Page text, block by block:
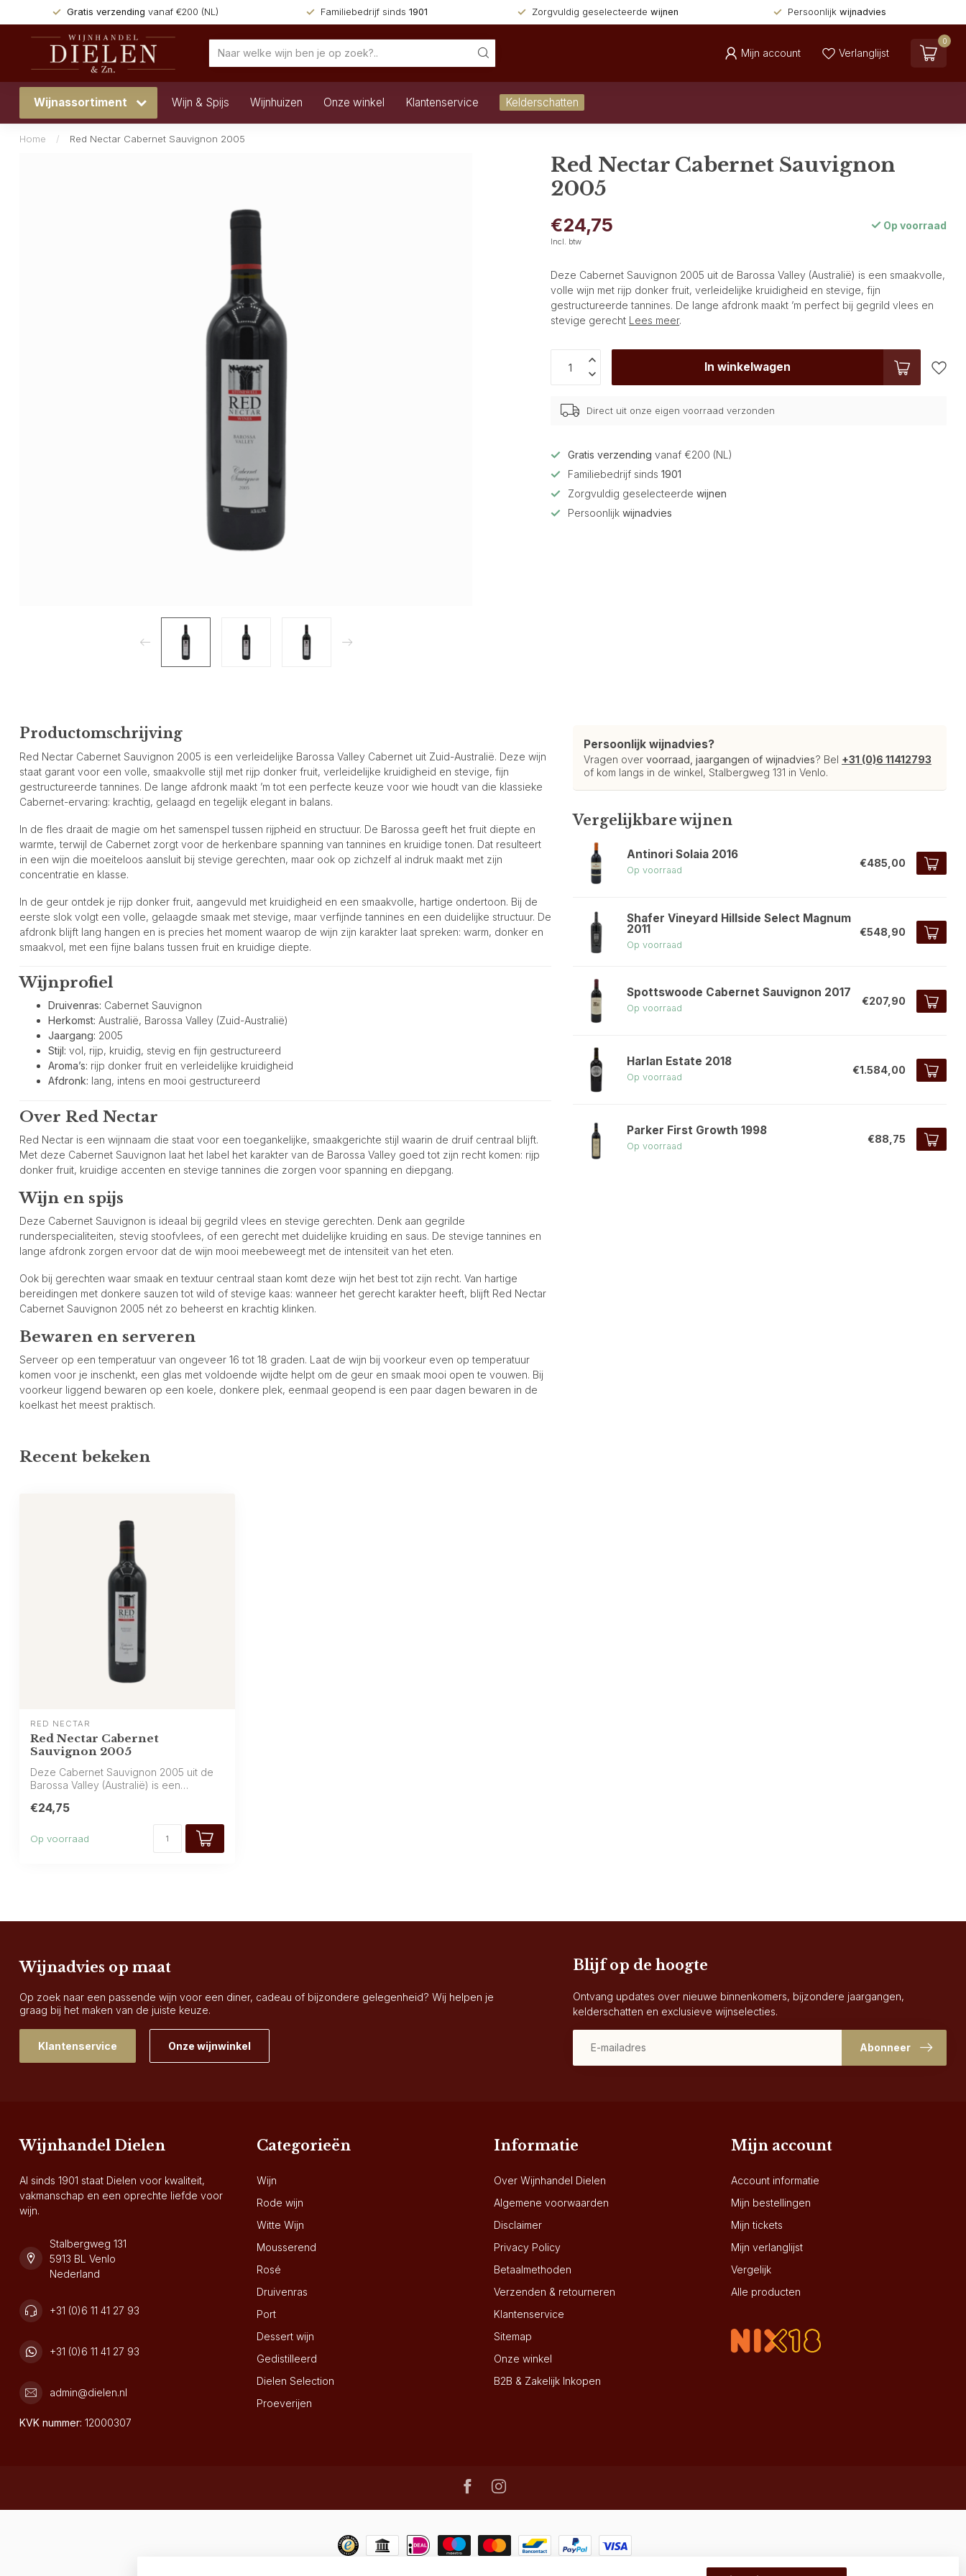
Gratis verzending vanaf €200 (NL) Familiebedrijf sinds 1901 Zorgvuldig geselecteerde wijnen Persoonlijk wijnadvies
Mijn account Verlanglijst
0
Wijnassortiment Wijn & Spijs Wijnhuizen Onze winkel Klantenservice Kelderschatten
Home / Red Nectar Cabernet Sauvignon 2005
Red Nectar Cabernet Sauvignon
2005
€24,75
Incl. btw
Op voorraad
Deze Cabernet Sauvignon 2005 uit de Barossa Valley (Australië) is een smaakvolle,
volle wijn met rijp donker fruit, verleidelijke kruidigheid en stevige, fijn
gestructureerde tannines. De lange afdronk maakt ’m perfect bij gegrild vlees en
stevige gerecht Lees meer.
In winkelwagen
Direct uit onze eigen voorraad verzonden
Gratis verzending vanaf €200 (NL)
Familiebedrijf sinds1901
Zorgvuldig geselecteerdewijnen
Persoonlijkwijnadvies
Productomschrijving
Red Nectar Cabernet Sauvignon 2005 is een verleidelijke Barossa Valley Cabernet uit Zuid-Australië. Deze wijn
staat garant voor een volle, smaakvolle stijl met rijp donker fruit, verleidelijke kruidigheid en stevige, fijn
gestructureerde tannines. De lange afdronk maakt ’m tot een perfecte keuze voor wie houdt van die klassieke
Cabernet-ervaring: krachtig, gelaagd en tegelijk elegant in balans.
In de fles draait de magie om het samenspel tussen rijpheid en structuur. De Barossa geeft het fruit diepte en
warmte, terwijl de Cabernet zorgt voor de herkenbare spanning van tannines en kruidige tonen. Dat resulteert
in een wijn die moeiteloos aansluit bij stevige gerechten, maar ook op zichzelf al indruk maakt met zijn
concentratie en klasse.
In de geur ontdek je rijp donker fruit, aangevuld met kruidigheid en een smaakvolle, hartige ondertoon. Bij de
eerste slok volgt een volle, gelaagde smaak met stevige, maar verfijnde tannines en een duidelijke structuur. De
afdronk blijft lang hangen en is precies het moment waarop de wijn zijn karakter laat spreken: warm, donker en
smaakvol, met een fijne balans tussen fruit en kruidige diepte.
Wijnprofiel
Druivenras: Cabernet Sauvignon
Herkomst: Australië, Barossa Valley (Zuid-Australië)
Jaargang: 2005
Stijl: vol, rijp, kruidig, stevig en fijn gestructureerd
Aroma’s: rijp donker fruit en verleidelijke kruidigheid
Afdronk: lang, intens en mooi gestructureerd
Over Red Nectar
Red Nectar is een wijnnaam die staat voor een toegankelijke, smaakgerichte stijl waarin de druif centraal blijft.
Met deze Cabernet Sauvignon laat het label het karakter van de Barossa Valley goed tot zijn recht komen: rijp
donker fruit, kruidige accenten en stevige tannines die zorgen voor spanning en diepgang.
Wijn en spijs
Deze Cabernet Sauvignon is ideaal bij gegrild vlees en stevige gerechten. Denk aan gegrilde
runderspecialiteiten, stevig stoofvlees, of een gerecht met duidelijke kruiding en saus. De stevige tannines en
lange afdronk zorgen ervoor dat de wijn mooi meebeweegt met de intensiteit van het eten.
Ook bij gerechten waar smaak en textuur centraal staan komt deze wijn het best tot zijn recht. Van hartige
bereidingen met donkere sauzen tot wild of stevige kaas: wanneer het gerecht karakter heeft, blijft Red Nectar
Cabernet Sauvignon 2005 nét zo beheerst en krachtig klinken.
Bewaren en serveren
Serveer op een temperatuur van ongeveer 16 tot 18 graden. Laat de wijn bij voorkeur even op temperatuur
komen voor je inschenkt, een glas met voldoende wijdte helpt om de geur en smaak mooi open te vouwen. Bij
voorkeur liggend bewaren op een koele, donkere plek, eenmaal geopend is een paar dagen bewaren in de
koelkast het meest praktisch.
Persoonlijk wijnadvies?
Vragen over voorraad, jaargangen of wijnadvies? Bel +31 (0)6 11412793
of kom langs in de winkel, Stalbergweg 131 in Venlo.
Vergelijkbare wijnen
Antinori Solaia 2016
Op voorraad
€485,00
Shafer Vineyard Hillside Select Magnum
2011
Op voorraad
€548,90
Spottswoode Cabernet Sauvignon 2017
Op voorraad
€207,90
Harlan Estate 2018
Op voorraad
€1.584,00
Parker First Growth 1998
Op voorraad
€88,75
Recent bekeken
RED NECTAR
Red Nectar Cabernet
Sauvignon 2005
Deze Cabernet Sauvignon 2005 uit de
Barossa Valley (Australië) is een
€24,75
Op voorraad
Wijnadvies op maat
Op zoek naar een passende wijn voor een diner, cadeau of bijzondere gelegenheid? Wij helpen je
graag bij het maken van de juiste keuze.
Klantenservice Onze wijnwinkel
Blijf op de hoogte
Ontvang updates over nieuwe binnenkomers, bijzondere jaargangen,
kelderschatten en exclusieve wijnselecties.
Abonneer
Wijnhandel Dielen
Al sinds 1901 staat Dielen voor kwaliteit,
vakmanschap en een oprechte liefde voor
wijn.
Stalbergweg 131
5913 BL Venlo
Nederland
+31 (0)6 11 41 27 93
+31 (0)6 11 41 27 93
admin@dielen.nl
KVK nummer: 12000307
Categorieën
Wijn
Rode wijn
Witte Wijn
Mousserend
Rosé
Druivenras
Port
Dessert wijn
Gedistilleerd
Dielen Selection
Proeverijen
Informatie
Over Wijnhandel Dielen
Algemene voorwaarden
Disclaimer
Privacy Policy
Betaalmethoden
Verzenden & retourneren
Klantenservice
Sitemap
Onze winkel
B2B & Zakelijk Inkopen
Mijn account
Account informatie
Mijn bestellingen
Mijn tickets
Mijn verlanglijst
Vergelijk
Alle producten